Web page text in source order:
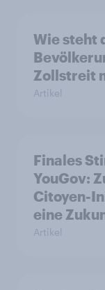
Wie steht
Zollstreit
Artikel
Finales
YouGov:
Citoyen-
eine
Artikel